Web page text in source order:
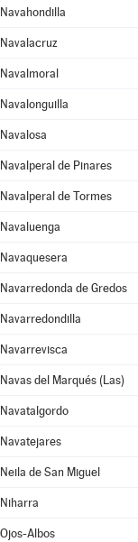
Navahondilla
Navalacruz
Navalmoral
Navalonguilla
Navalosa
Navalperal de Pinares
Navalperal de Tormes
Navaluenga
Navaquesera
Navarredonda de Gredos
Navarredondilla
Navarrevisca
Navas del Marqués (Las)
Navatalgordo
Navatejares
Neila de San Miguel
Niharra
Ojos-Albos